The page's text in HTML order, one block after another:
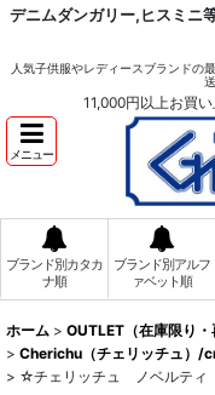
デニムダンガリー,ヒスミニ
人気子供服やレディースブランドの
11,000円以上お買
メニュー
ブランド別カタカ
ナ順
ブランド別アルフ
ァベット順
ホーム > OUTLET（在庫限り・
> Cherichu（チェリッチュ）/
> ☆チェリッチュ ノベルティ